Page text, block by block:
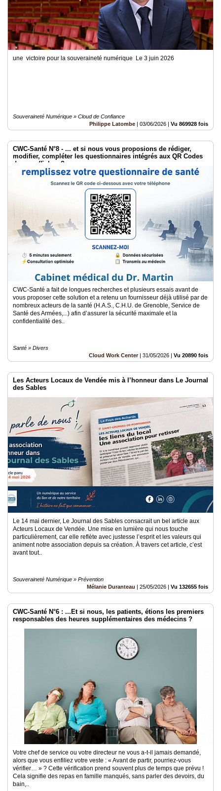
une victoire pour la souveraineté numérique Le 3 juin 2026
Souveraineté Numérique » Cloud de Confiance
Philippe Latombe | 03/06/2026 | Vu 869928 fois
CWC-Santé N°8 - ... et si nous vous proposions de rédiger,
modifier, compléter les questionnaires intégrés aux QR Codes
de vos affiches ?
CWC-Santé a fait de longues recherches et plusieurs essais avant de
vous proposer cette solution et a retenu un fournisseur déjà utilisé par de
nombreux acteurs de la santé (H.A.S., C.H.U. de Grenoble, Service de
Santé des Armées,...) afin d’assurer la sécurité maximale et la
confidentialité des..
Santé » Divers
Cloud Work Center| 31/05/2026 | Vu 20890 fois
Les Acteurs Locaux de Vendée mis à l’honneur dans Le Journal
des Sables
Le 14 mai dernier, Le Journal des Sables consacrait un bel article aux
Acteurs Locaux de Vendée. Une mise en lumière qui nous touche
particulièrement, car elle reflète avec justesse l’esprit et les valeurs qui
animent notre association depuis sa création. À travers cet article, c’est
avant tout..
Souveraineté Numérique » Prévention
Mélanie Duranteau | 25/05/2026 | Vu 132655 fois
CWC-Santé N°6 : ...Et si nous, les patients, étions les premiers
responsables des heures supplémentaires des médecins ?
Votre chef de service ou votre directeur ne vous a-t-il jamais demandé,
alors que vous enfiliez votre veste : « Avant de partir, pourriez-vous
vérifier… » ? Cette vérification prend souvent plus de temps que prévu !
Cela signifie des repas en famille manqués, sans parler des devoirs, du
bain,..